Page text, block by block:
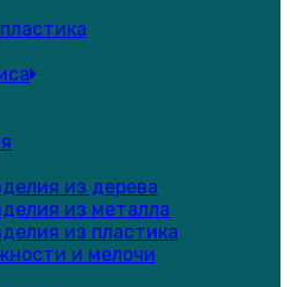
из дерева
из металла
из пластика
и мелочи